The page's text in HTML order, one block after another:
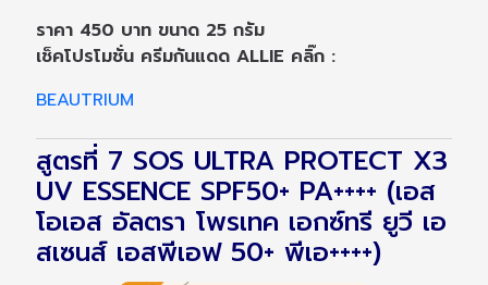
ราคา 450 บาท ขนาด 25 กรัม
เช็คโปรโมชั่น ครีมกันแดด ALLIE คลิ๊ก :
BEAUTRIUM
สูตรที่ 7 SOS ULTRA PROTECT X3
UV ESSENCE SPF50+ PA++++ (เอส
โอเอส อัลตรา โพรเทค เอกซ์ทรี ยูวี เอ
สเซนส์ เอสพีเอฟ 50+ พีเอ++++)